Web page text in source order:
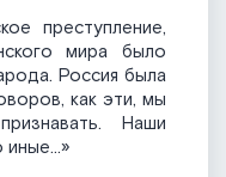
преступление,
мира было
Россия была
как эти, мы
Наши
иные…»